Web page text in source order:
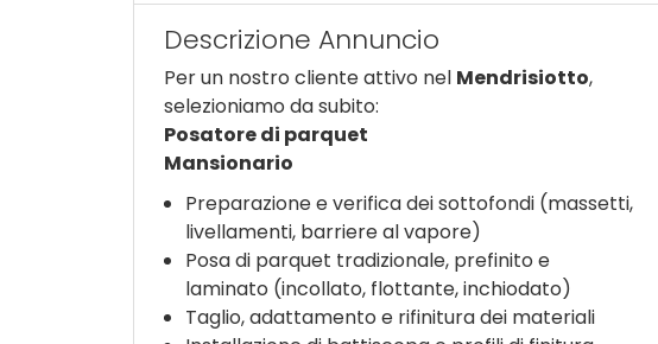
Descrizione Annuncio
Per un nostro cliente attivo nel Mendrisiotto,
selezioniamo da subito:
Posatore di parquet
Mansionario
Preparazione e verifica dei sottofondi (massetti,
livellamenti, barriere al vapore)
Posa di parquet tradizionale, prefinito e
laminato (incollato, flottante, inchiodato)
Taglio, adattamento e rifinitura dei materiali